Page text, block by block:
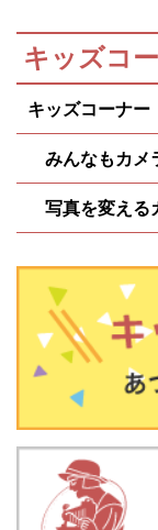
キッズコ
キッズコーナー
みんなもカメ
写真を変える